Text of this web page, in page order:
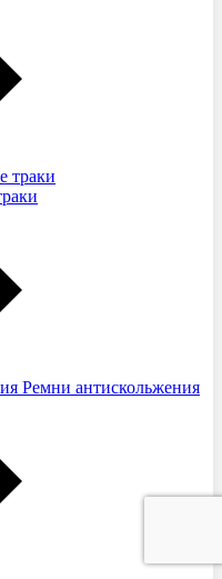
Ремни антискольжения